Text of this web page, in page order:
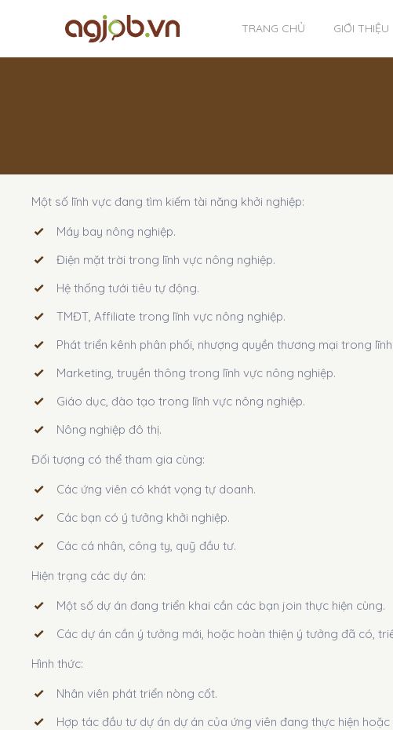
TRANG CHỦ GIỚI THIỆU
Một số lĩnh vực đang tìm kiếm tài năng khởi nghiệp:
Máy bay nông nghiệp.
Điện mặt trời trong lĩnh vực nông nghiệp.
Hệ thống tưới tiêu tự động.
TMĐT, Affiliate trong lĩnh vực nông nghiệp.
Phát triển kênh phân phối, nhượng quyền thương mại trong
Marketing, truyền thông trong lĩnh vực nông nghiệp.
Giáo dục, đào tạo trong lĩnh vực nông nghiệp.
Nông nghiệp đô thị.
Đối tượng có thể tham gia cùng:
Các ứng viên có khát vọng tự doanh.
Các bạn có ý tưởng khởi nghiệp.
Các cá nhân, công ty, quỹ đầu tư.
Hiện trạng các dự án:
Một số dự án đang triển khai cần các bạn join thực hiện cùng.
Các dự án cần ý tưởng mới, hoặc hoàn thiện ý tưởng đã có,
Hình thức:
Nhân viên phát triển nòng cốt.
Hợp tác đầu tư dự án dự án của ứng viên đang thực hiện